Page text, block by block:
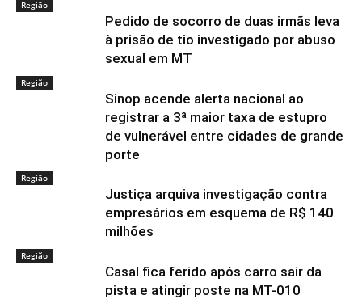
Região
Pedido de socorro de duas irmãs leva
à prisão de tio investigado por abuso
sexual em MT
Região
Sinop acende alerta nacional ao
registrar a 3ª maior taxa de estupro
de vulnerável entre cidades de grande
porte
Região
Justiça arquiva investigação contra
empresários em esquema de R$ 140
milhões
Região
Casal fica ferido após carro sair da
pista e atingir poste na MT-010